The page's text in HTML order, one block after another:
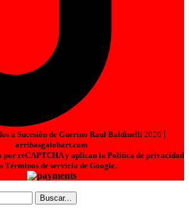
a Sucesión de Guerino Raul Baldinelli 2026 |
arribasgalobart.com
por reCAPTCHA y aplican la Política de privacidad
Términos de servicio de Google.
Buscar...